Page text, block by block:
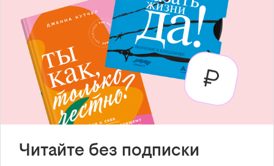
Читайте без подписки